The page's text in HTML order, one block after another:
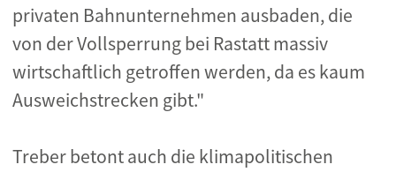
privaten Bahnunternehmen ausbaden, die
von der Vollsperrung bei Rastatt massiv
wirtschaftlich getroffen werden, da es kaum
Ausweichstrecken gibt."
Treber betont auch die klimapolitischen